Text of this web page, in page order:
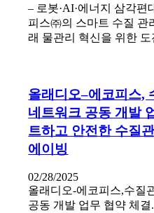
– 로봇·AI·에너지 삼각
피스㈜의 스마트 수질 관
래 물관리 혁신을 위한 도
올래디오–에코피스,
네트워크 공동 개발
트하고 안전한 수질
에이빙
02/28/2025
올래디오-에코피스,수질
공동 개발 업무 협약 체